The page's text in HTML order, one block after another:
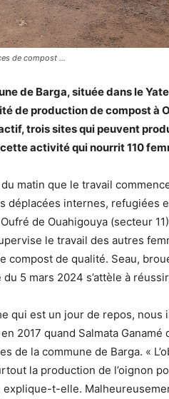
de compost …
de Barga, située dans le
de production de compost à
trois sites qui peuvent
activité qui nourrit 110
matin que le travail
déplacées internes, refugiées
de Ouahigouya (secteur
le travail des autres
compost de qualité. Seau,
5 mars 2024 s’attèle à
qui est un jour de repos, nous
2017 quand Salmata
de la commune de Barga. «
la production de l’oignon
t-elle.